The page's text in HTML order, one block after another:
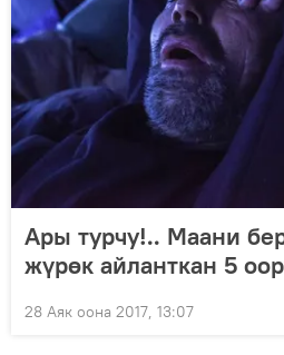
Ары турчу!.. Маани
жүрөк айланткан 5
28 Аяк оона 2017, 13:07